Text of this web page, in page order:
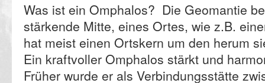
Was ist ein Omphalos? Die Geomantie
stärkende Mitte, eines Ortes, wie z.B.
hat meist einen Ortskern um den herum
Ein kraftvoller Omphalos stärkt und
Früher wurde er als Verbindungsstätte